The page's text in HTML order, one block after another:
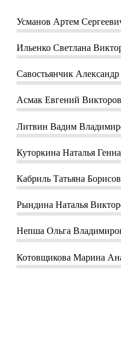
Усманов Артем
Ильенко Светлана
Савостьянчик
Асмак Евгений
Литвин Вадим
Куторкина Наталья
Кабриль Татьяна
Рындина Наталья
Непша Ольга
Котовщикова Марина